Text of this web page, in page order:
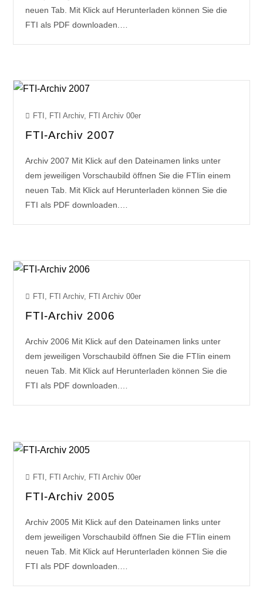
neuen Tab. Mit Klick auf Herunterladen können Sie die
FTI als PDF downloaden.…
FTI , FTI Archiv, FTI Archiv 00er
FTI-Archiv 2007
Archiv 2007 Mit Klick auf den Dateinamen links unter
dem jeweiligen Vorschaubild öffnen Sie die FTIin einem
neuen Tab. Mit Klick auf Herunterladen können Sie die
FTI als PDF downloaden.…
FTI , FTI Archiv, FTI Archiv 00er
FTI-Archiv 2006
Archiv 2006 Mit Klick auf den Dateinamen links unter
dem jeweiligen Vorschaubild öffnen Sie die FTIin einem
neuen Tab. Mit Klick auf Herunterladen können Sie die
FTI als PDF downloaden.…
FTI FTI Archiv, FTI Archiv 00er
FTI-Archiv 2005
Archiv 2005 Mit Klick auf den Dateinamen links unter
dem jeweiligen Vorschaubild öffnen Sie die FTIin einem
neuen Tab. Mit Klick auf Herunterladen können Sie die
FTI als PDF downloaden.…